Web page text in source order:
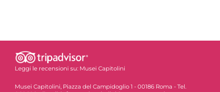
Leggi le recensioni su: Musei Capitolini
Musei Capitolini, Piazza del Campidoglio 1 - 00186 Roma - Tel.